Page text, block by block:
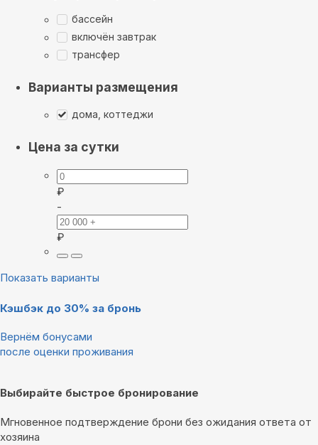
бассейн
включён завтрак
трансфер
Варианты размещения
дома, коттеджи
Цена за сутки
₽
-
₽
Показать варианты
Кэшбэк до 30% за бронь
Вернём бонусами
после оценки проживания
Выбирайте быстрое бронирование
Мгновенное подтверждение брони без ожидания ответа от
хозяина